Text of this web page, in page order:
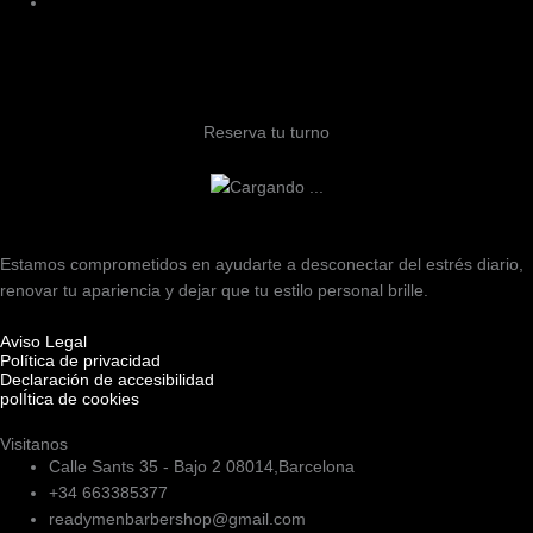
Reserva tu turno
Estamos comprometidos en ayudarte a desconectar del estrés diario,
renovar tu apariencia y dejar que tu estilo personal brille.
Aviso Legal
Política de privacidad
Declaración de accesibilidad
polÍtica de cookies
Visitanos
Calle Sants 35 - Bajo 2 08014,Barcelona
+34 663385377
readymenbarbershop@gmail.com